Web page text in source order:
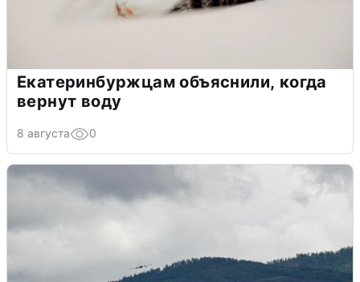
Екатеринбуржцам объяснили, когда
вернут воду
8 августа 0